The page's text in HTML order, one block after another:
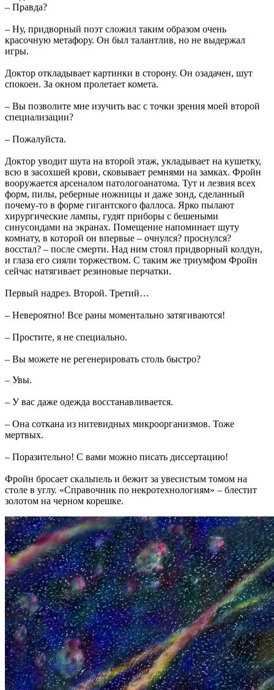
– Правда?
– Ну, придворный поэт сложил таким образом очень
красочную метафору. Он был талантлив, но не выдержал
игры.
Доктор откладывает картинки в сторону. Он озадачен, шут
спокоен. За окном пролетает комета.
– Вы позволите мне изучить вас с точки зрения моей второй
специализации?
– Пожалуйста.
Доктор уводит шута на второй этаж, укладывает на кушетку,
всю в засохшей крови, сковывает ремнями на замках. Фройн
вооружается арсеналом патологоанатома. Тут и лезвия всех
форм, пилы, реберные ножницы и даже зонд, сделанный
почему-то в форме гигантского фаллоса. Ярко пылают
хирургические лампы, гудят приборы с бешеными
синусоидами на экранах. Помещение напоминает шуту
комнату, в которой он впервые – очнулся? проснулся?
восстал? – после смерти. Над ним стоял придворный колдун,
и глаза его сияли торжеством. С таким же триумфом Фройн
сейчас натягивает резиновые перчатки.
Первый надрез. Второй. Третий…
– Невероятно! Все раны моментально затягиваются!
– Простите, я не специально.
– Вы можете не регенерировать столь быстро?
– Увы.
– У вас даже одежда восстанавливается.
– Она соткана из нитевидных микроорганизмов. Тоже
мертвых.
– Поразительно! С вами можно писать диссертацию!
Фройн бросает скальпель и бежит за увесистым томом на
столе в углу. «Справочник по некротехнологиям» – блестит
золотом на черном корешке.